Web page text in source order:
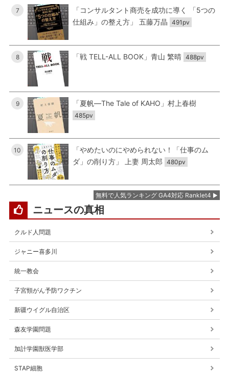
7
「コンサルタント商売を成功に導く 「5つの
仕組み」の整え方」 五藤万晶 491pv
8 「戦 TELL-ALL BOOK」青山 繁晴 488pv
9 「夏帆―The Tale of KAHO」村上春樹
485pv
10
「やめたいのにやめられない！「仕事のム
ダ」の削り方」 上妻 周太郎 480pv
無料で人気ランキング GA4対応 Ranklet4
ニュースの真相
クルド人問題
ジャニー喜多川
統一教会
子宮頸がん予防ワクチン
新疆ウイグル自治区
森友学園問題
加計学園獣医学部
STAP細胞